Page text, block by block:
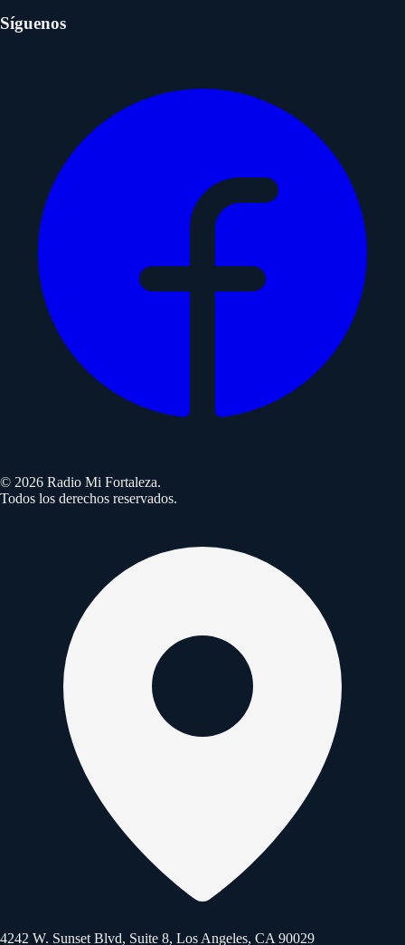
Síguenos
© 2026 Radio Mi Fortaleza.
Todos los derechos reservados.
4242 W. Sunset Blvd, Suite 8, Los Angeles, CA 90029